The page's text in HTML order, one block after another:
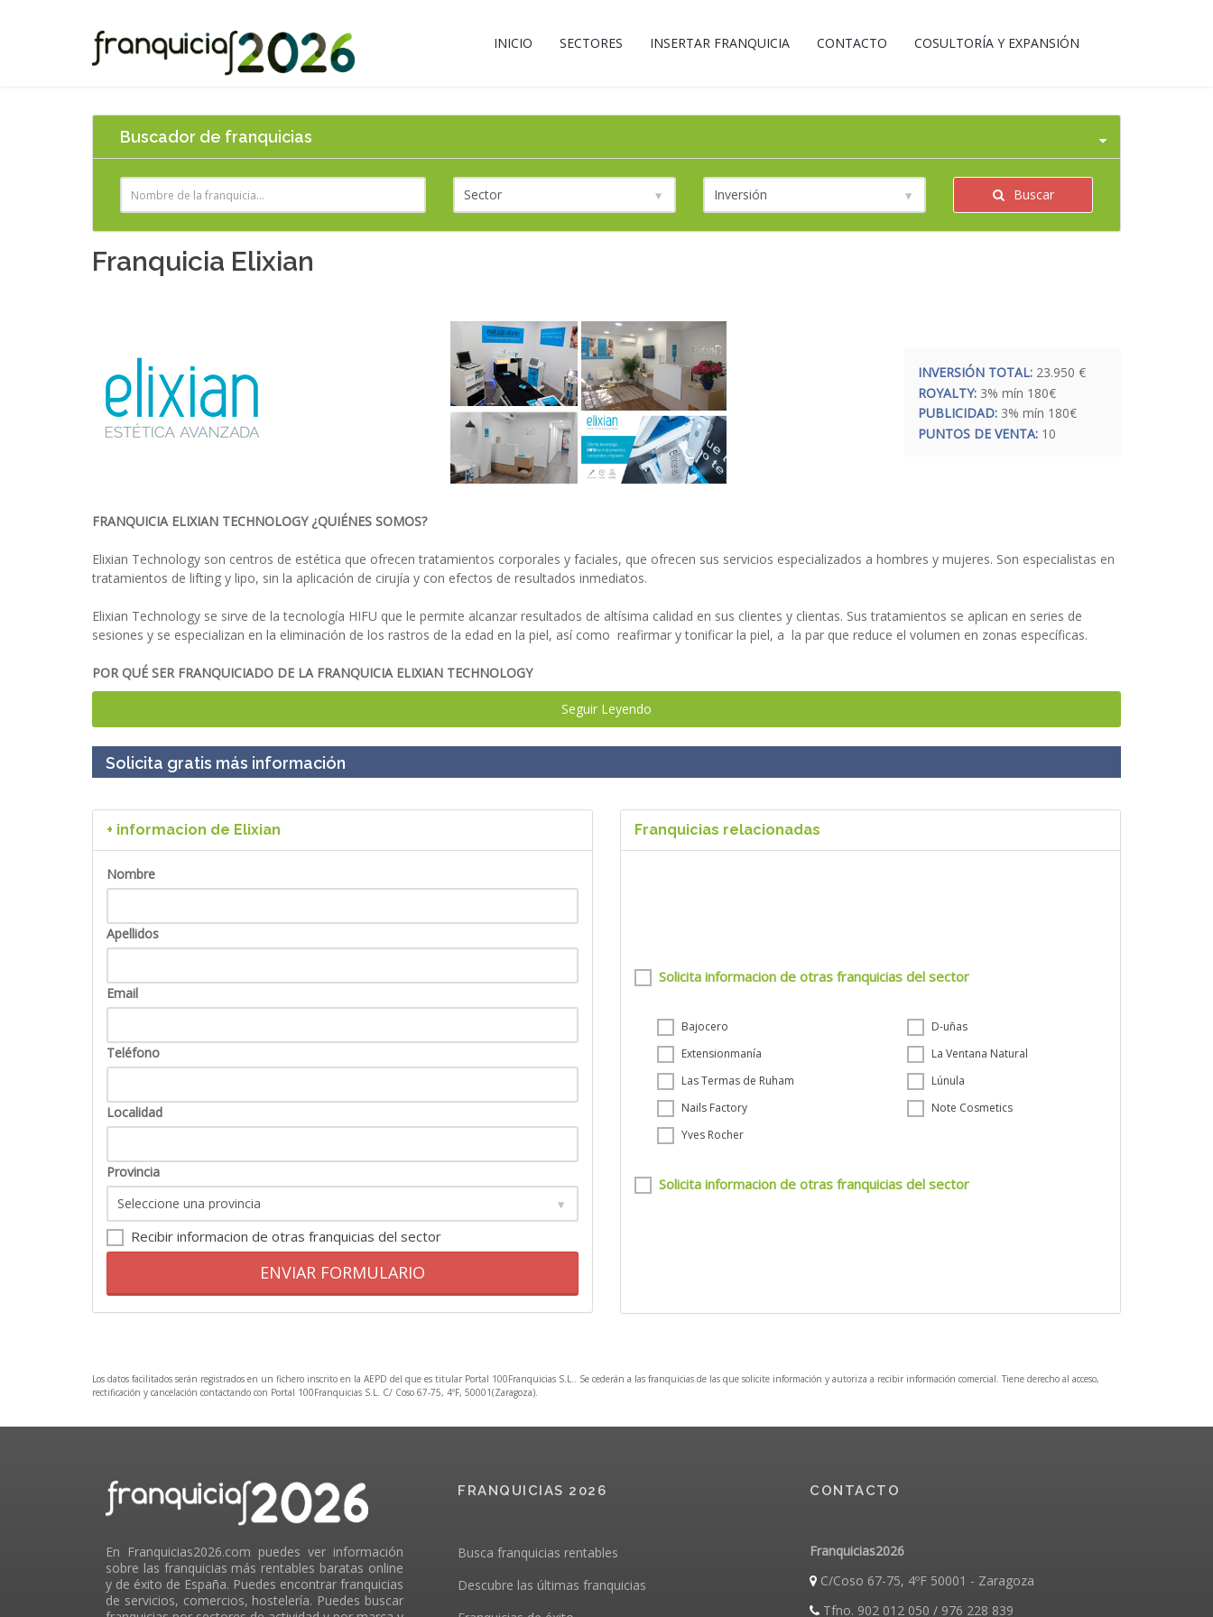
INICIO SECTORES INSERTAR FRANQUICIA CONTACTO COSULTORÍA Y EXPANSIÓN
Buscador de franquicias
Buscar
Franquicia Elixian
INVERSIÓN TOTAL: 23.950 €
ROYALTY: 3% mín 180€
PUBLICIDAD: 3% mín 180€
PUNTOS DE VENTA: 10
FRANQUICIA ELIXIAN TECHNOLOGY ¿QUIÉNES SOMOS?
Elixian Technology son centros de estética que ofrecen tratamientos corporales y faciales, que ofrecen sus servicios especializados a hombres y mujeres. Son especialistas en
tratamientos de lifting y lipo, sin la aplicación de cirujía y con efectos de resultados inmediatos.
Elixian Technology se sirve de la tecnología HIFU que le permite alcanzar resultados de altísima calidad en sus clientes y clientas. Sus tratamientos se aplican en series de
sesiones y se especializan en la eliminación de los rastros de la edad en la piel, así como reafirmar y tonificar la piel, a la par que reduce el volumen en zonas específicas.
POR QUÉ SER FRANQUICIADO DE LA FRANQUICIA ELIXIAN TECHNOLOGY
Formación continua
Apoyo en la gestión de tu centro
Explotación, publicidad y servicio técnico de maquinaria.
Convenios y colaboraciones para ayudarte a aumentar tus ingresos.
Costes reducidos de funcionamiento.Resultados financieros atractivos.
Seguir Leyendo
Solicita gratis más información
+ informacion de Elixian
Nombre
Apellidos
Email
Teléfono
Localidad
Provincia
Recibir informacion de otras franquicias del sector
ENVIAR FORMULARIO
Franquicias relacionadas
Solicita informacion de otras franquicias del sector
Bajocero
D-uñas
Extensionmanía
La Ventana Natural
Las Termas de Ruham
Lúnula
Nails Factory
Note Cosmetics
Yves Rocher
Solicita informacion de otras franquicias del sector
Los datos facilitados serán registrados en un fichero inscrito en la AEPD del que es titular Portal 100Franquicias S.L.. Se cederán a las franquicias de las que solicite información y autoriza a recibir información comercial. Tiene derecho al acceso,
rectificación y cancelación contactando con Portal 100Franquicias S.L. C/ Coso 67-75, 4ºF, 50001(Zaragoza).
En Franquicias2026.com puedes ver información
sobre las franquicias más rentables baratas online
y de éxito de España. Puedes encontrar franquicias
de servicios, comercios, hostelería. Puedes buscar
FRANQUICIAS 2026
Busca franquicias rentables
Descubre las últimas franquicias
CONTACTO
Franquicias2026
C/Coso 67-75, 4ºF 50001 - Zaragoza
Tfno. 902 012 050 / 976 228 839